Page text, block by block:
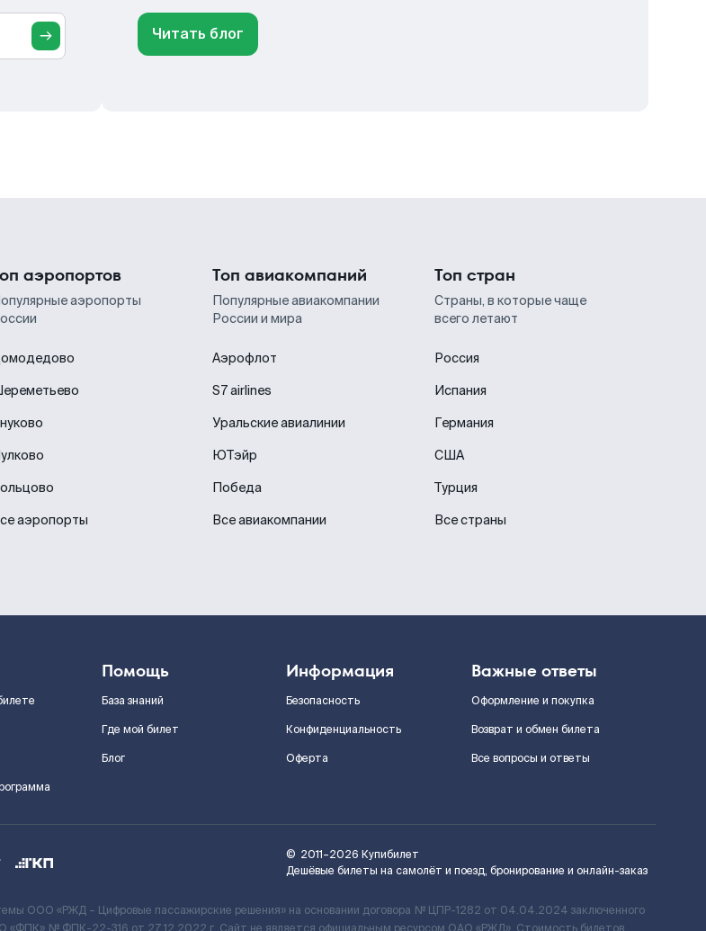
Читать блог
аэропортов
аэропорты
аэропорты
Топ авиакомпаний
Популярные авиакомпании
России и мира
Аэрофлот
S7 airlines
Уральские авиалинии
ЮТэйр
Победа
Все авиакомпании
Топ стран
Страны, в которые чаще
всего летают
Россия
Испания
Германия
США
Турция
Все страны
Помощь
База знаний
Где мой билет
Блог
Информация
Безопасность
Конфиденциальность
Оферта
Важные ответы
Оформление и покупка
Возврат и обмен билета
Все вопросы и ответы
© 2011–2026 Купибилет
Дешёвые билеты на самолёт и поезд, бронирование и онлайн-заказ
ООО «РЖД – Цифровые пассажирские решения» на основании договора № ЦПР-1282 от 04.04.2024 заключенного